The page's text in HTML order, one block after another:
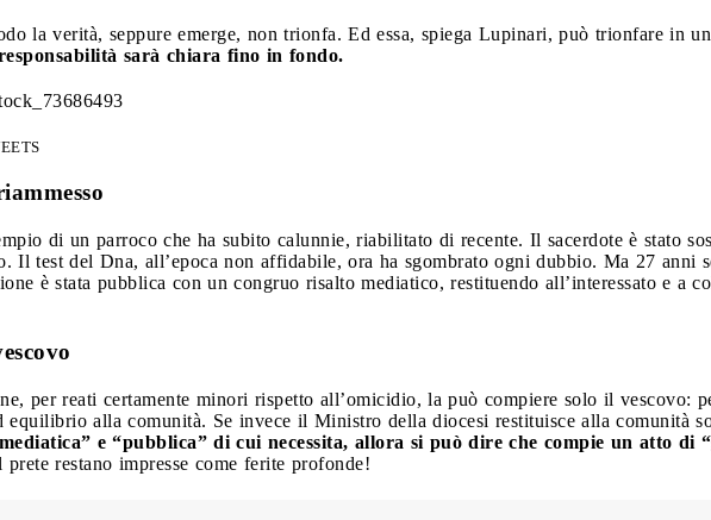
la verità, seppure emerge, non trionfa. Ed essa, spiega Lupinari, può trionfare in
sarà chiara fino in fondo.
di un parroco che ha subito calunnie, riabilitato di recente. Il sacerdote è stato
Il test del Dna, all’epoca non affidabile, ora ha sgombrato ogni dubbio. Ma 27 anni
è stata pubblica con un congruo risalto mediatico, restituendo all’interessato e a
per reati certamente minori rispetto all’omicidio, la può compiere solo il vescovo:
equilibrio alla comunità. Se invece il Ministro della diocesi restituisce alla comunità
e “pubblica” di cui necessita, allora si può dire che compie un atto di
prete restano impresse come ferite profonde!